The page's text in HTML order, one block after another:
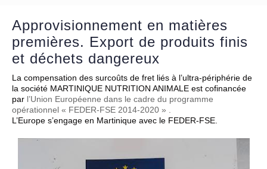
Approvisionnement en matières
premières. Export de produits finis
et déchets dangereux
La compensation des surcoûts de fret liés à l’ultra-périphérie de
la société MARTINIQUE NUTRITION ANIMALE est cofinancée
par l’Union Européenne dans le cadre du programme
opérationnel « FEDER-FSE 2014-2020 » .
L’Europe s’engage en Martinique avec le FEDER-FSE.